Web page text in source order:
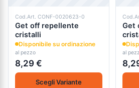
Cod.Art. CONF-0020623-0
Get off repellente
cristalli
Disponibile su ordinazione
al pezzo
8,29 €
Scegli Variante
Get
al